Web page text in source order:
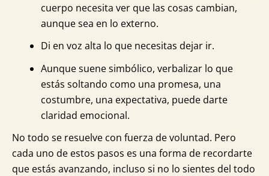
cuerpo necesita ver que las cosas cambian,
aunque sea en lo externo.
Di en voz alta lo que necesitas dejar ir.
Aunque suene simbólico, verbalizar lo que
estás soltando como una promesa, una
costumbre, una expectativa, puede darte
claridad emocional.
No todo se resuelve con fuerza de voluntad. Pero
cada uno de estos pasos es una forma de recordarte
que estás avanzando, incluso si no lo sientes del todo